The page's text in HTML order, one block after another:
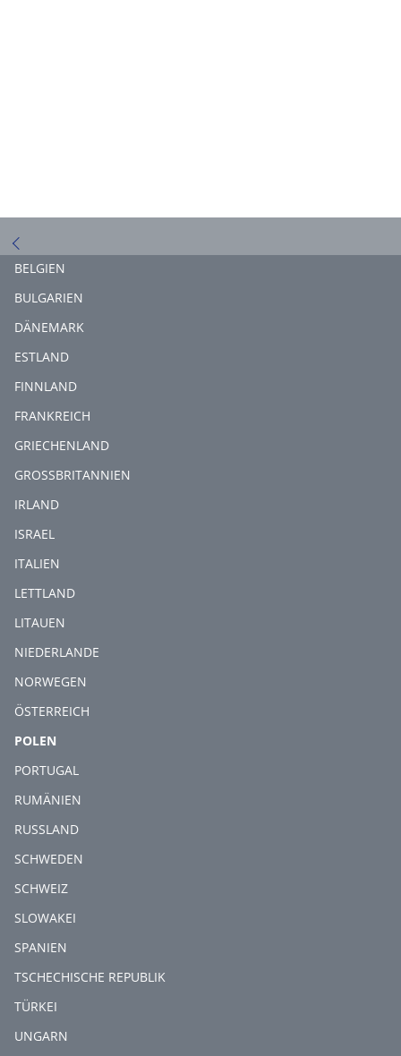
BELGIEN
BULGARIEN
DÄNEMARK
ESTLAND
FINNLAND
FRANKREICH
GRIECHENLAND
GROSSBRITANNIEN
IRLAND
ISRAEL
ITALIEN
LETTLAND
LITAUEN
NIEDERLANDE
NORWEGEN
ÖSTERREICH
POLEN
PORTUGAL
RUMÄNIEN
RUSSLAND
SCHWEDEN
SCHWEIZ
SLOWAKEI
SPANIEN
TSCHECHISCHE REPUBLIK
TÜRKEI
UNGARN